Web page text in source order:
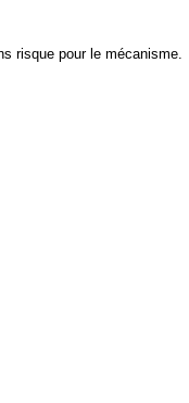
risque pour le mécanisme.